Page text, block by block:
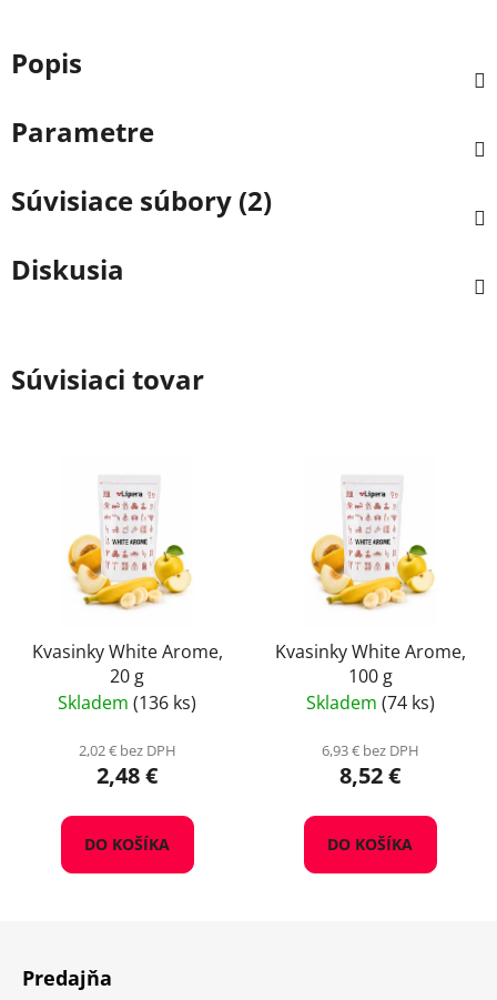
Popis
Parametre
Súvisiace súbory (2)
Diskusia
Súvisiaci tovar
Kvasinky White Arome,
20 g
Skladem (136 ks)
2,02 € bez DPH
2,48 €
DO KOŠÍKA
Kvasinky White Arome,
100 g
Skladem (74 ks)
6,93 € bez DPH
8,52 €
DO KOŠÍKA
Predajňa